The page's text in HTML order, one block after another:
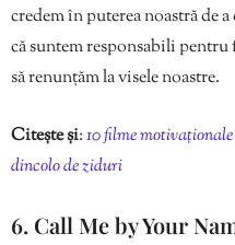
credem în puterea noastră de
că suntem responsabili
să renunțăm la visele noastre.
Citește și:10 filme
dincolo de ziduri
6. Call Me by Your